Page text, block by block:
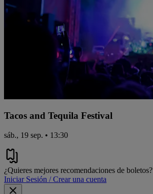
Tacos and Tequila Festival
sáb., 19 sep. • 13:30
¿Quieres mejores recomendaciones de boletos?
Iniciar Sesión / Crear una cuenta